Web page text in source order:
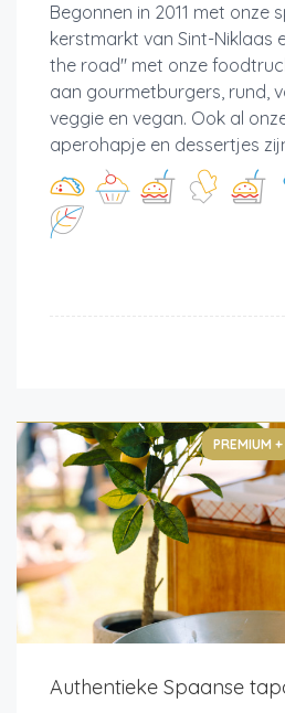
Begonnen in 2011 met onze
kerstmarkt van Sint-Niklaas
the road" met onze
aan gourmetburgers, rund,
veggie en vegan. Ook al
aperohapje en dessertjes
PREMIUM +
Authentieke Spaanse